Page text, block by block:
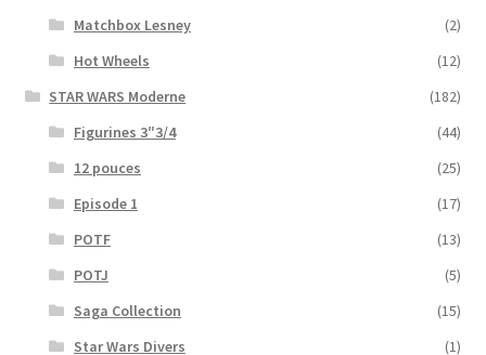
Matchbox Lesney
(2)
Hot Wheels
(12)
STAR WARS Moderne
(182)
Figurines 3″3/4
(44)
12 pouces
(25)
Episode 1
(17)
POTF
(13)
POTJ
(5)
Saga Collection
(15)
Star Wars Divers
(1)